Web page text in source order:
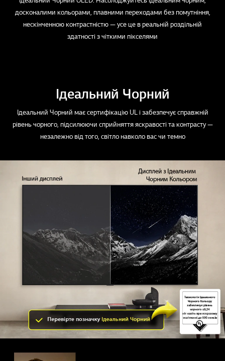
досконалими кольорами, плавними переходами без помутніння,
нескінченною контрастністю — усе це в реальній роздільній
здатності з чіткими пікселями
Ідеальний Чорний
Ідеальний Чорний має сертифікацію UL і забезпечує справжній
рівень чорного, підсилюючи сприйняття яскравості та контрасту —
незалежно від того, світло навколо вас чи темно